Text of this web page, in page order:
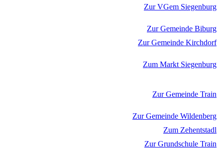
Zur VGem Siegenburg
Zur Gemeinde Biburg
Zur Gemeinde Kirchdorf
Zum Markt Siegenburg
Zur Gemeinde Train
Zur Gemeinde Wildenberg
Zum Zehentstadl
Zur Grundschule Train